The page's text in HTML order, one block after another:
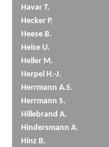
Havar T.
Hecker P.
Heese B.
Heise U.
Heller M.
Herpel H.-J.
Herrmann A.S.
Herrmann S.
Hillebrand A.
Hindersmann A.
Hinz B.